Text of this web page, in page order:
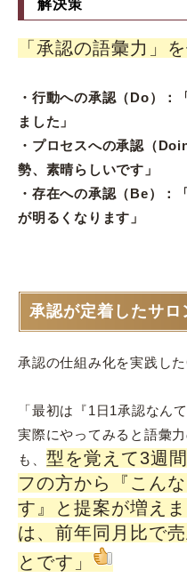
解決策
「承認の語彙力」
・行動への承認（Do）：
ました」
・プロセスへの承認（
勢、素晴らしいです」
・存在への承認（Be）：
が明るくなります」
承認が定着したサ
承認の仕組み化を実践し
「最初は『1日1承認なん
実際にやってみると語彙
も、 型を覚えて3週
フの方から『こん
す』と提案が増え
は、前年同月比で
とです」